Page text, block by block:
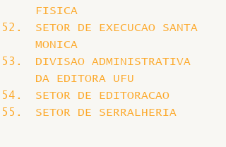
FISICA
SETOR DE EXECUCAO SANTA
MONICA
DIVISAO ADMINISTRATIVA
DA EDITORA UFU
SETOR DE EDITORACAO
SETOR DE SERRALHERIA